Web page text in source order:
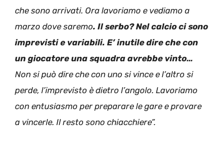
che sono arrivati. Ora lavoriamo e vediamo a
marzo dove saremo. Il serbo? Nel calcio ci sono
imprevisti e variabili. E’ inutile dire che con
un giocatore una squadra avrebbe vinto…
Non si può dire che con uno si vince e l’altro si
perde, l’imprevisto è dietro l’angolo. Lavoriamo
con entusiasmo per preparare le gare e provare
a vincerle. Il resto sono chiacchiere”.